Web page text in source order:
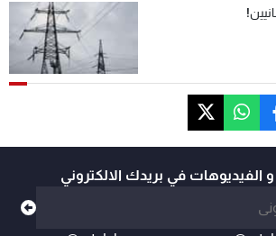
و الفيديوهات في بريدك الالكتروني